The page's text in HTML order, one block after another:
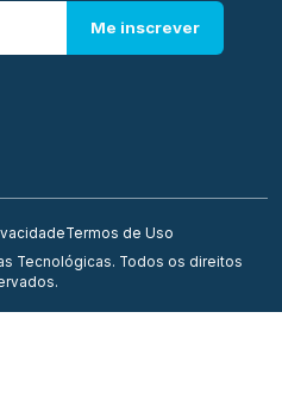
Me inscrever
Termos de Uso
Tecnológicas. Todos os direitos